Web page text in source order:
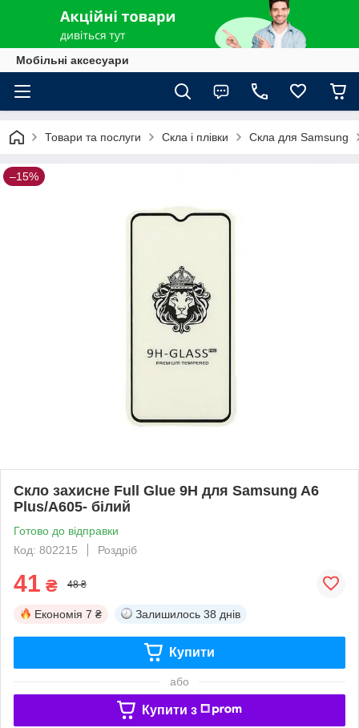
Мобільні аксесуари
Товари та послуги Скла і плівки Скла для Samsung
–15%
Скло захисне Full Glue 9H для Samsung A6
Plus/A605- білий
Готово до відправки
Код: 802215
Роздріб
41 ₴ 48 ₴
Економія 7 ₴ Залишилось 38 днів
Купити
або
Купити з